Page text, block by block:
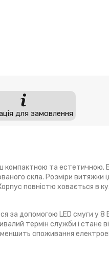
для замовлення
компактною та естетичною.
скла. Розміри витяжки
повністю ховається в
за допомогою LED смуги у
термін служби і стане
споживання